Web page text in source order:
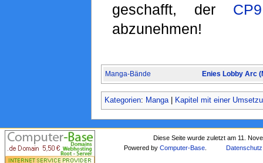
geschafft, der CP9
abzunehmen!
Manga-Bände Enies Lobby Arc
Kategorien: Manga| Kapitel mit einer
Diese Seite wurde zuletzt am 11.
Powered byComputer-Base Datenschutz